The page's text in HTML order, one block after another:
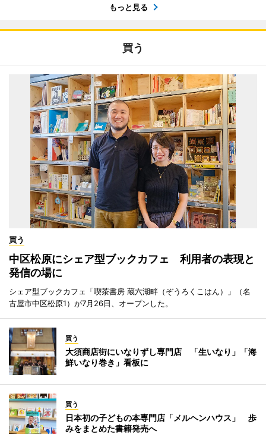
もっと見る
買う
買う
中区松原にシェア型ブックカフェ 利用者の表現と
発信の場に
シェア型ブックカフェ「喫茶書房 蔵六湖畔（ぞうろくこはん）」（名
古屋市中区松原1）が7月26日、オープンした。
買う
大須商店街にいなりずし専門店 「生いなり」「海
鮮いなり巻き」看板に
買う
日本初の子どもの本専門店「メルヘンハウス」 歩
みをまとめた書籍発売へ